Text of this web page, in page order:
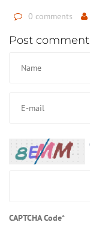
0 comments
Post comment
CAPTCHA Code*